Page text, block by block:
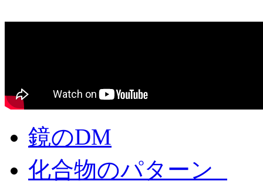
鏡のDM
化合物のパターン